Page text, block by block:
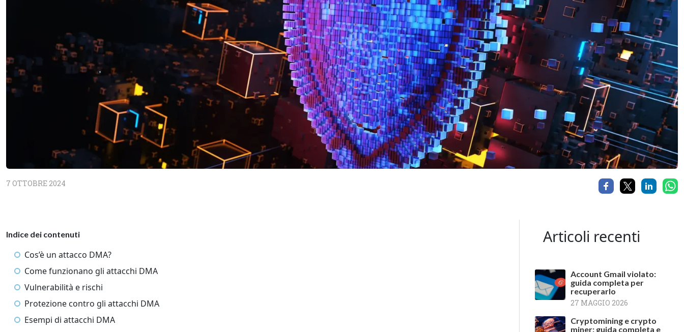
7 OTTOBRE 2024
Indice dei contenuti
Cos’è un attacco DMA?
Come funzionano gli attacchi DMA
Vulnerabilità e rischi
Protezione contro gli attacchi DMA
Esempi di attacchi DMA
Articoli recenti
Account Gmail violato:
guida completa per
recuperarlo
27 MAGGIO 2026
Cryptomining e crypto
miner: guida completa e